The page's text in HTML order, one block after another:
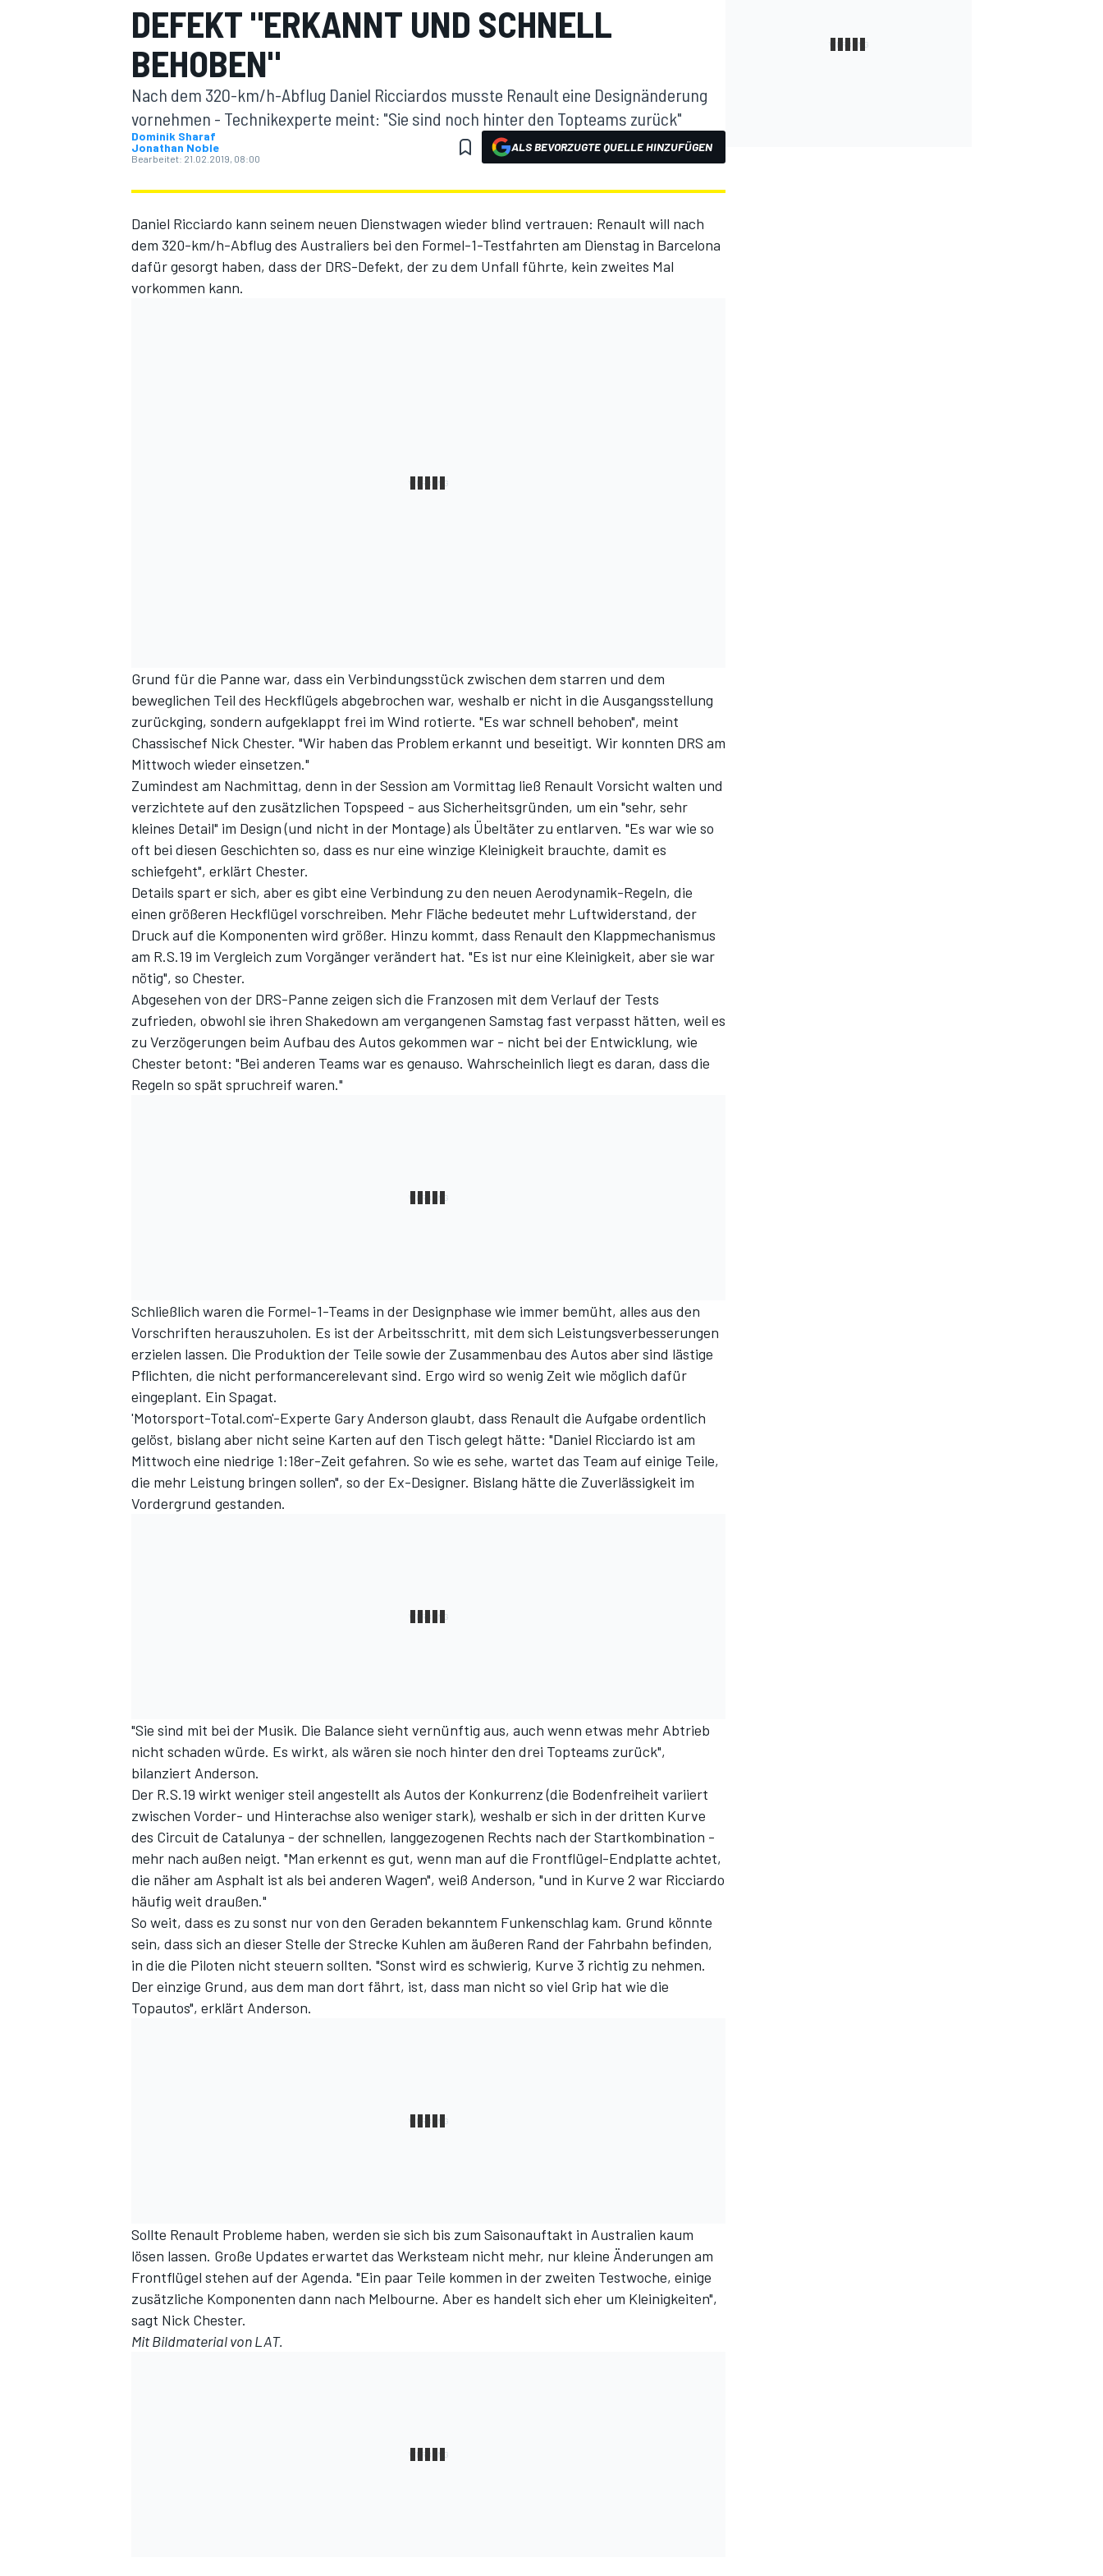
MOTOGP
DEFEKT "ERKANNT UND SCHNELL
BEHOBEN"
Nach dem 320-km/h-Abflug Daniel Ricciardos musste Renault eine Designänderung
vornehmen - Technikexperte meint: "Sie sind noch hinter den Topteams zurück"
Dominik Sharaf
Jonathan Noble
Bearbeitet: 21.02.2019, 08:00
ALS BEVORZUGTE QUELLE HINZUFÜGEN
Daniel Ricciardo kann seinem neuen Dienstwagen wieder blind vertrauen: Renault will nach
dem 320-km/h-Abflug des Australiers bei den Formel-1-Testfahrten am Dienstag in Barcelona
dafür gesorgt haben, dass der DRS-Defekt, der zu dem Unfall führte, kein zweites Mal
vorkommen kann.
Grund für die Panne war, dass ein Verbindungsstück zwischen dem starren und dem
beweglichen Teil des Heckflügels abgebrochen war, weshalb er nicht in die Ausgangsstellung
zurückging, sondern aufgeklappt frei im Wind rotierte. "Es war schnell behoben", meint
Chassischef Nick Chester. "Wir haben das Problem erkannt und beseitigt. Wir konnten DRS am
Mittwoch wieder einsetzen."
Zumindest am Nachmittag, denn in der Session am Vormittag ließ Renault Vorsicht walten und
verzichtete auf den zusätzlichen Topspeed - aus Sicherheitsgründen, um ein "sehr, sehr
kleines Detail" im Design (und nicht in der Montage) als Übeltäter zu entlarven. "Es war wie so
oft bei diesen Geschichten so, dass es nur eine winzige Kleinigkeit brauchte, damit es
schiefgeht", erklärt Chester.
Details spart er sich, aber es gibt eine Verbindung zu den neuen Aerodynamik-Regeln, die
einen größeren Heckflügel vorschreiben. Mehr Fläche bedeutet mehr Luftwiderstand, der
Druck auf die Komponenten wird größer. Hinzu kommt, dass Renault den Klappmechanismus
am R.S.19 im Vergleich zum Vorgänger verändert hat. "Es ist nur eine Kleinigkeit, aber sie war
nötig", so Chester.
Abgesehen von der DRS-Panne zeigen sich die Franzosen mit dem Verlauf der Tests
zufrieden, obwohl sie ihren Shakedown am vergangenen Samstag fast verpasst hätten, weil es
zu Verzögerungen beim Aufbau des Autos gekommen war - nicht bei der Entwicklung, wie
Chester betont: "Bei anderen Teams war es genauso. Wahrscheinlich liegt es daran, dass die
Regeln so spät spruchreif waren."
Schließlich waren die Formel-1-Teams in der Designphase wie immer bemüht, alles aus den
Vorschriften herauszuholen. Es ist der Arbeitsschritt, mit dem sich Leistungsverbesserungen
erzielen lassen. Die Produktion der Teile sowie der Zusammenbau des Autos aber sind lästige
Pflichten, die nicht performancerelevant sind. Ergo wird so wenig Zeit wie möglich dafür
eingeplant. Ein Spagat.
'Motorsport-Total.com'-Experte Gary Anderson glaubt, dass Renault die Aufgabe ordentlich
gelöst, bislang aber nicht seine Karten auf den Tisch gelegt hätte: "Daniel Ricciardo ist am
Mittwoch eine niedrige 1:18er-Zeit gefahren. So wie es sehe, wartet das Team auf einige Teile,
die mehr Leistung bringen sollen", so der Ex-Designer. Bislang hätte die Zuverlässigkeit im
Vordergrund gestanden.
"Sie sind mit bei der Musik. Die Balance sieht vernünftig aus, auch wenn etwas mehr Abtrieb
nicht schaden würde. Es wirkt, als wären sie noch hinter den drei Topteams zurück",
bilanziert Anderson.
Der R.S.19 wirkt weniger steil angestellt als Autos der Konkurrenz (die Bodenfreiheit variiert
zwischen Vorder- und Hinterachse also weniger stark), weshalb er sich in der dritten Kurve
des Circuit de Catalunya - der schnellen, langgezogenen Rechts nach der Startkombination -
mehr nach außen neigt. "Man erkennt es gut, wenn man auf die Frontflügel-Endplatte achtet,
die näher am Asphalt ist als bei anderen Wagen", weiß Anderson, "und in Kurve 2 war Ricciardo
häufig weit draußen."
So weit, dass es zu sonst nur von den Geraden bekanntem Funkenschlag kam. Grund könnte
sein, dass sich an dieser Stelle der Strecke Kuhlen am äußeren Rand der Fahrbahn befinden,
in die die Piloten nicht steuern sollten. "Sonst wird es schwierig, Kurve 3 richtig zu nehmen.
Der einzige Grund, aus dem man dort fährt, ist, dass man nicht so viel Grip hat wie die
Topautos", erklärt Anderson.
Sollte Renault Probleme haben, werden sie sich bis zum Saisonauftakt in Australien kaum
lösen lassen. Große Updates erwartet das Werksteam nicht mehr, nur kleine Änderungen am
Frontflügel stehen auf der Agenda. "Ein paar Teile kommen in der zweiten Testwoche, einige
zusätzliche Komponenten dann nach Melbourne. Aber es handelt sich eher um Kleinigkeiten",
sagt Nick Chester.
Mit Bildmaterial von LAT.